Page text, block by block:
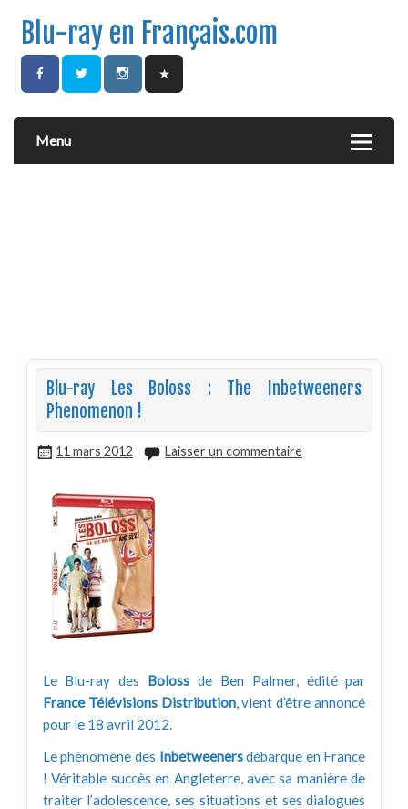
Blu-ray en Français.com
Menu
Blu-ray Les Boloss : The Inbetweeners
Phenomenon !
11 mars 2012 Laisser un commentaire
Le Blu-ray des Boloss de Ben Palmer, édité par
France Télévisions Distribution, vient d’être annoncé
pour le 18 avril 2012.
Le phénomène des Inbetweenersdébarque en France
! Véritable succès en Angleterre, avec sa manière de
traiter l’adolescence, ses situations et ses dialogues